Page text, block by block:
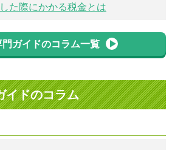
た際にかかる税金とは
ガイドのコラム一覧
イドのコラム